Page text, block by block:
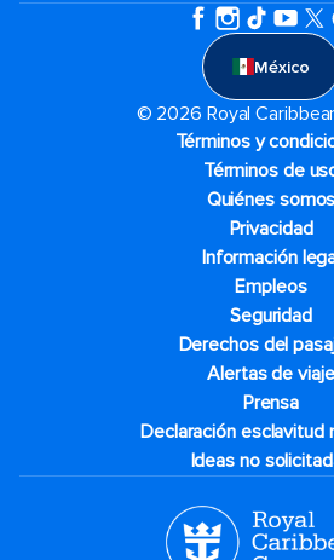
México
© 2026 Royal
Términos y
Términos de
Quiénes somos
Privacidad
Información
Empleos
Seguridad
Derechos del
Alertas de viaje
Prensa
Declaración esclavitud
Ideas no